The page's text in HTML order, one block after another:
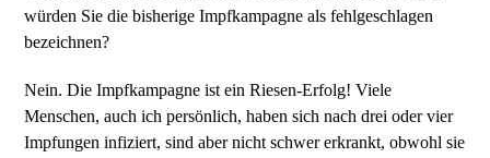
würden Sie die bisherige Impfkampagne als fehlgeschlagen
bezeichnen?
Nein. Die Impfkampagne ist ein Riesen-Erfolg! Viele
Menschen, auch ich persönlich, haben sich nach drei oder vier
Impfungen infiziert, sind aber nicht schwer erkrankt, obwohl sie